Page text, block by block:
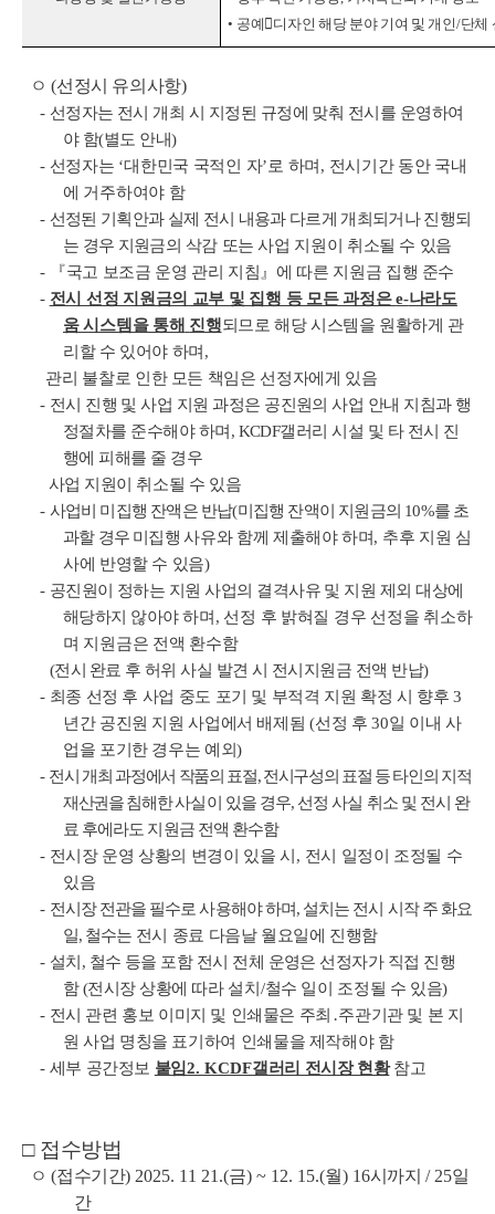
• 공예  디자인 해당 분야 기여 및 개인/단체
ㅇ(선정시 유의사항)
- 선정자는 전시 개최 시 지정된 규정에 맞춰 전시를 운영하여
야 함(별도 안내)
- 선정자는 ‘대한민국 국적인 자’로 하며 , 전시기간 동안 국내
에 거주하여야 함
- 선정된 기획안과 실제 전시 내용과 다르게 개최되거나 진행되
는 경우 지원금의 삭감 또는 사업 지원이 취소될 수 있음
-
『국고 보조금 운영 관리 지침 』 에 따른 지원금 집행 준수
- 전시 선정 지원금의 교부 및 집행 등 모든 과정은e-나라도
움 시스템을 통해 진행되므로 해당 시스템을 원활하게 관
리할 수 있어야 하며 ,
관리 불찰로 인한 모든 책임은 선정자에게 있음
- 전시 진행 및 사업 지원 과정은 공진원의 사업 안내 지침과 행
정절차를 준수해야 하며 , KCDF갤러리 시설 및 타 전시 진
행에 피해를 줄 경우
사업 지원이
취소될 수 있음
- 사업비 미집행 잔액은 반납(미집행 잔액이 지원금의 10%를 초
과할 경우 미집행 사유와 함께 제출해야 하며, 추후 지원 심
사에 반영할 수 있음)
- 공진원이 정하는 지원 사업의 결격사유 및 지원 제외 대상에
해당하지 않아야 하며 , 선정 후 밝혀질 경우 선정을 취소하
며 지원금은 전액 환수함
(전시 완료 후 허위 사실 발견 시 전시지원금 전액 반납)
- 최종 선정 후 사업 중도 포기 및 부적격 지원 확정 시 향후3
년간 공진원 지원 사업에서 배제됨(선정 후30일 이내 사
업을 포기한 경우는 예외)
- 전시 개최 과정에서 작품의 표절,전시구성의 표절 등 타인의 지적
재산권을 침해한사실이 있을 경우, 선정 사실 취소 및 전시 완
료 후에라도 지원금 전액 환수함
- 전시장 운영 상황의 변경이 있을 시 , 전시 일정이 조정될 수
있음
- 전시장 전관을 필수로 사용해야 하며, 설치는 전시 시작 주 화요
일, 철수는 전시
종료 다음날 월요일에 진행함
- 설치 , 철수 등을 포함 전시 전체 운영은 선정자가 직접 진행
함(전시장 상황에 따라 설치 /철수 일이 조정될 수 있음)
- 전시 관련 홍보 이미지 및 인쇄물은 주최 ․주관기관 및 본 지
원 사업 명칭을 표기하여 인쇄물을 제작해야 함
- 세부 공간정보 붙임2. KCDF갤러리 전시장 현황 참고
□ 접수방법
ㅇ(접수기간) 2025. 11 21.(금) ~ 12. 15.(월) 16시까지/ 25일
간